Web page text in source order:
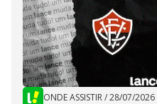
ONDE ASSISTIR/28/07/2026